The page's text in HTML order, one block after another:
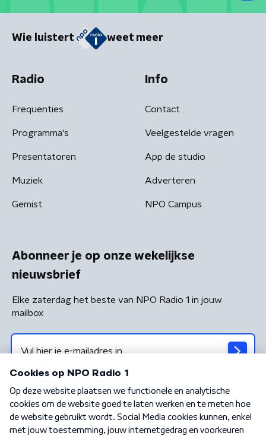
Wie luistert weet meer
Radio
Frequenties
Programma's
Presentatoren
Muziek
Gemist
Info
Contact
Veelgestelde vragen
App de studio
Adverteren
NPO Campus
Abonneer je op onze wekelijkse
nieuwsbrief
Elke zaterdag het beste van NPO Radio 1 in jouw
mailbox
Algemene voorwaarden